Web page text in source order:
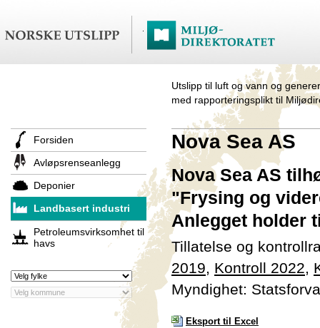
Utslipp til luft og vann og
med rapporteringsplikt til
Forsiden
Avløpsrenseanlegg
Deponier
Landbasert industri
Petroleumsvirksomhet til
havs
Nova Sea AS
Nova Sea AS
"Frysing og
Anlegget holder
Tillatelse og
2019, Kontroll 2022,
Myndighet:
Eksport til Excel